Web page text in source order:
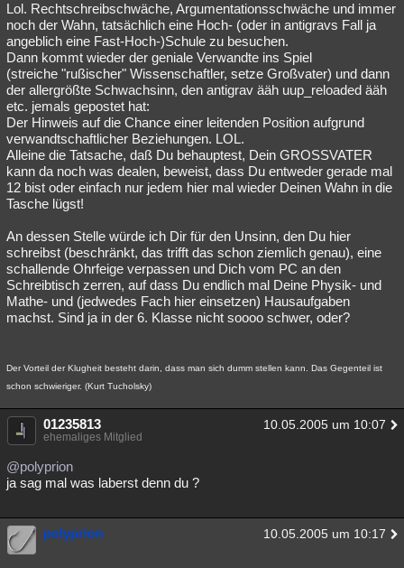
Lol. Rechtschreibschwäche, Argumentationsschwäche und immer
noch der Wahn, tatsächlich eine Hoch- (oder in antigravs Fall ja
angeblich eine Fast-Hoch-)Schule zu besuchen.
Dann kommt wieder der geniale Verwandte ins Spiel
(streiche "rußischer" Wissenschaftler, setze Großvater) und dann
der allergrößte Schwachsinn, den antigrav ääh uup_reloaded ääh
etc. jemals gepostet hat:
Der Hinweis auf die Chance einer leitenden Position aufgrund
verwandtschaftlicher Beziehungen. LOL.
Alleine die Tatsache, daß Du behauptest, Dein GROSSVATER
kann da noch was dealen, beweist, dass Du entweder gerade mal
12 bist oder einfach nur jedem hier mal wieder Deinen Wahn in die
Tasche lügst!
An dessen Stelle würde ich Dir für den Unsinn, den Du hier
schreibst (beschränkt, das trifft das schon ziemlich genau), eine
schallende Ohrfeige verpassen und Dich vom PC an den
Schreibtisch zerren, auf dass Du endlich mal Deine Physik- und
Mathe- und (jedwedes Fach hier einsetzen) Hausaufgaben
machst. Sind ja in der 6. Klasse nicht soooo schwer, oder?
Der Vorteil der Klugheit besteht darin, dass man sich dumm stellen kann. Das Gegenteil ist
schon schwieriger. (Kurt Tucholsky)
01235813 10.05.2005 um 10:07
ehemaliges Mitglied
@polyprion
ja sag mal was laberst denn du ?
polyprion 10.05.2005 um 10:17